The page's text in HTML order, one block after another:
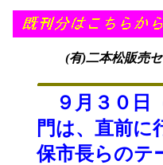
(有)二本松販売
９月３０日
門は、直前に
保市長らのテ